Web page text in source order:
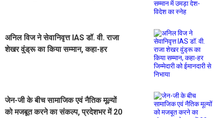
अनिल विज ने सेवानिवृत्त IAS डॉ. वी. राजा
शेखर वुंड्रू का किया सम्मान, कहा-हर
जेन-जी के बीच सामाजिक एवं नैतिक मूल्यों
को मजबूत करने का संकल्प, प्रदेशभर में 20